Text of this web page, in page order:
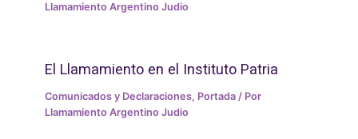
Llamamiento Argentino Judio
El Llamamiento en el Instituto Patria
Comunicados y Declaraciones, Portada / Por
Llamamiento Argentino Judio